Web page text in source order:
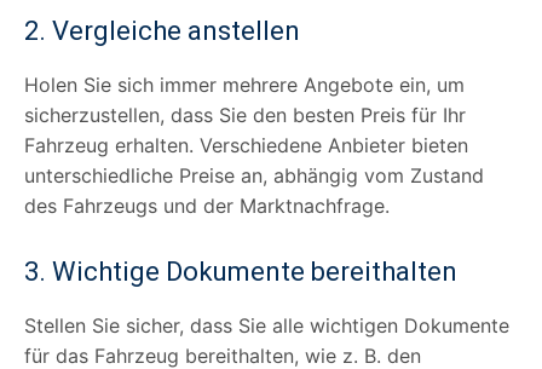
2. Vergleiche anstellen
Holen Sie sich immer mehrere Angebote ein, um
sicherzustellen, dass Sie den besten Preis für Ihr
Fahrzeug erhalten. Verschiedene Anbieter bieten
unterschiedliche Preise an, abhängig vom Zustand
des Fahrzeugs und der Marktnachfrage.
3. Wichtige Dokumente bereithalten
Stellen Sie sicher, dass Sie alle wichtigen Dokumente
für das Fahrzeug bereithalten, wie z. B. den